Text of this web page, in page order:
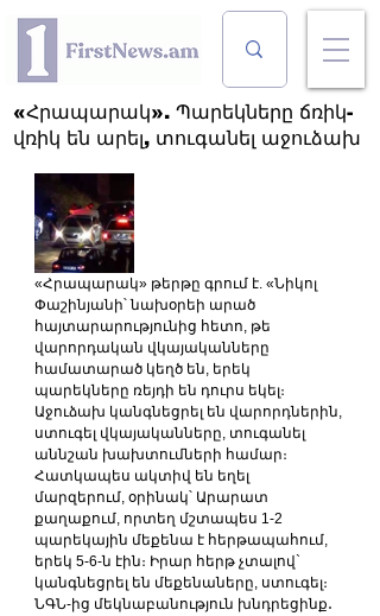
«Հրապարակ». Պարեկները ճռիկ-
վռիկ են արել, տուգանել աջուձախ
«Հրապարակ» թերթը գրում է. «Նիկոլ
Փաշինյանի՝ նախօրեի արած
հայտարարությունից հետո, թե
վարորդական վկայականները
համատարած կեղծ են, երեկ
պարեկները ռեյդի են դուրս եկել։
Աջուձախ կանգնեցրել են վարորդներին,
ստուգել վկայականները, տուգանել
աննշան խախտումների համար։
Հատկապես ակտիվ են եղել
մարզերում, օրինակ՝ Արարատ
քաղաքում, որտեղ մշտապես 1-2
պարեկային մեքենա է հերթապահում,
երեկ 5-6-ն էին։ Իրար հերթ չտալով`
կանգնեցրել են մեքենաները, ստուգել։
ՆԳՆ-ից մեկնաբանություն խնդրեցինք․